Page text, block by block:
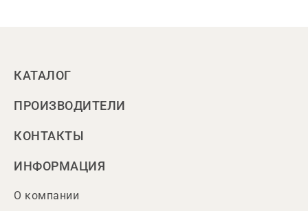
КАТАЛОГ
ПРОИЗВОДИТЕЛИ
КОНТАКТЫ
ИНФОРМАЦИЯ
О компании